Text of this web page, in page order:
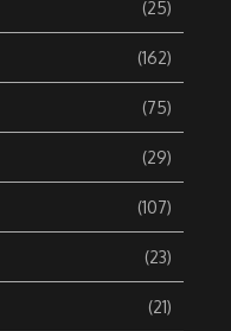
(25)
(162)
(75)
(29)
(107)
(23)
(21)